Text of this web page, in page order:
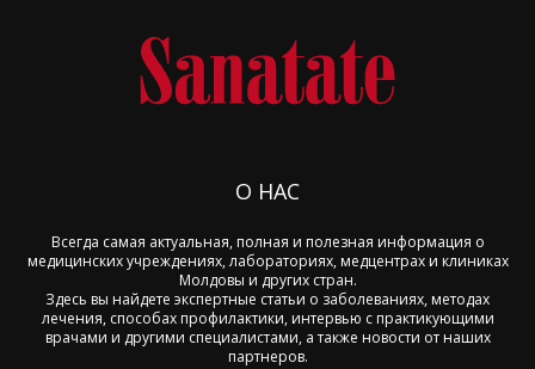
О НАС
Всегда самая актуальная, полная и полезная информация о
медицинских учреждениях, лабораториях, медцентрах и клиниках
Молдовы и других стран.
Здесь вы найдете экспертные статьи о заболеваниях, методах
лечения, способах профилактики, интервью с практикующими
врачами и другими специалистами, а также новости от наших
партнеров.